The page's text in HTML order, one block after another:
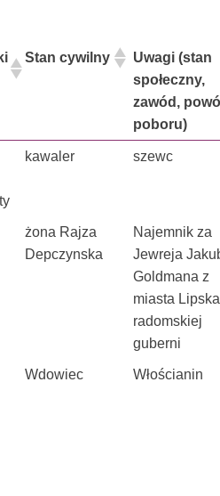
Stan cywilny
Uwagi (stan
społeczny,
zawód,
poboru)
kawaler szewc
żona Rajza
Depczynska
Najemnik za
Jewreja
Goldmana z
miasta
radomskiej
guberni
Wdowiec Włościanin